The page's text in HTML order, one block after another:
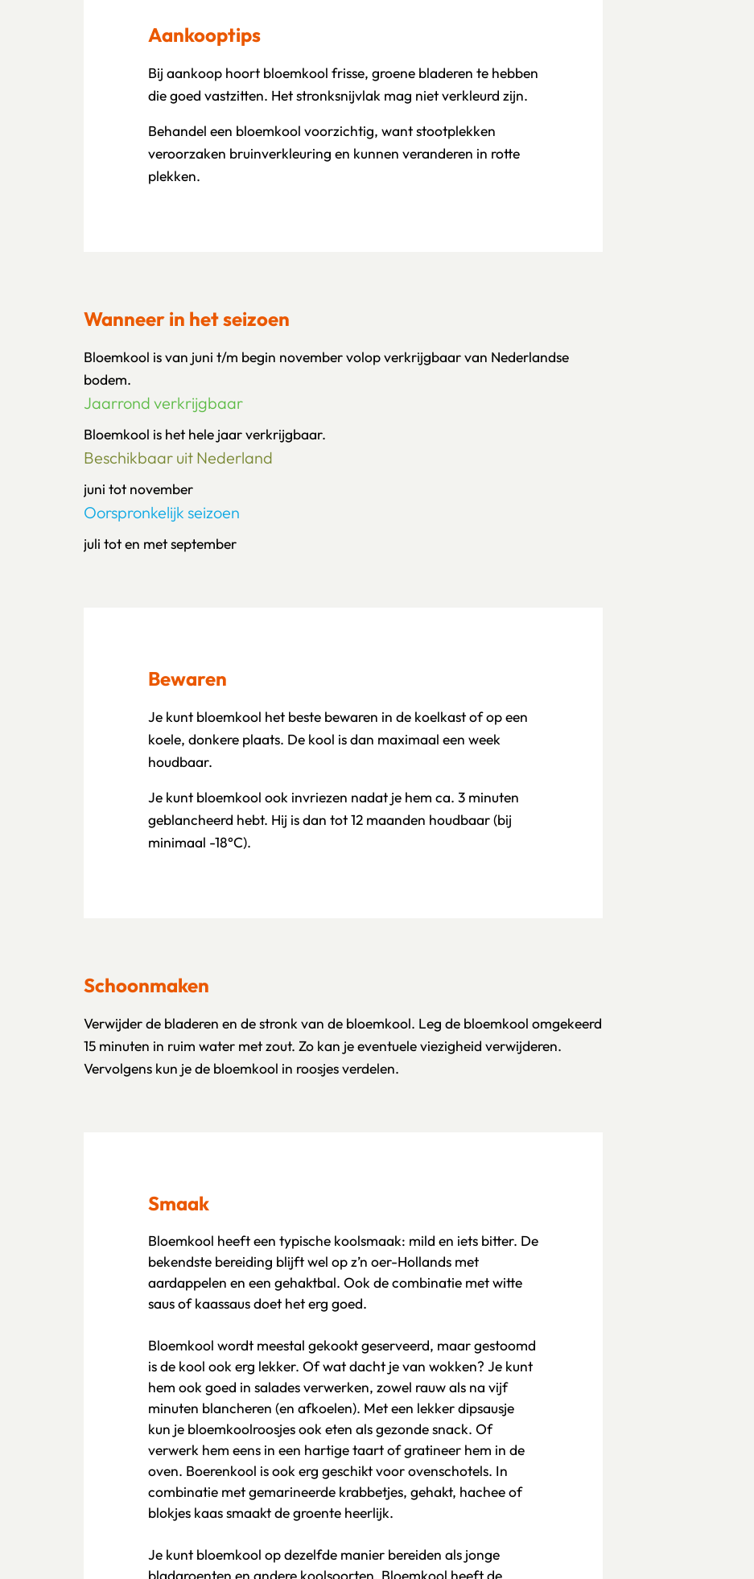
Aankooptips
Bij aankoop hoort bloemkool frisse, groene bladeren te hebben
die goed vastzitten. Het stronksnijvlak mag niet verkleurd zijn.
Behandel een bloemkool voorzichtig, want stootplekken
veroorzaken bruinverkleuring en kunnen veranderen in rotte
plekken.
Wanneer in het seizoen
Bloemkool is van juni t/m begin november volop verkrijgbaar van Nederlandse
bodem.
Jaarrond verkrijgbaar
Bloemkool is het hele jaar verkrijgbaar.
Beschikbaar uit Nederland
juni tot november
Oorspronkelijk seizoen
juli tot en met september
Bewaren
Je kunt bloemkool het beste bewaren in de koelkast of op een
koele, donkere plaats. De kool is dan maximaal een week
houdbaar.
Je kunt bloemkool ook invriezen nadat je hem ca. 3 minuten
geblancheerd hebt. Hij is dan tot 12 maanden houdbaar (bij
minimaal -18°C).
Schoonmaken
Verwijder de bladeren en de stronk van de bloemkool. Leg de bloemkool omgekeerd
15 minuten in ruim water met zout. Zo kan je eventuele viezigheid verwijderen.
Vervolgens kun je de bloemkool in roosjes verdelen.
Smaak
Bloemkool heeft een typische koolsmaak: mild en iets bitter. De
bekendste bereiding blijft wel op z’n oer-Hollands met
aardappelen en een gehaktbal. Ook de combinatie met witte
saus of kaassaus doet het erg goed.
Bloemkool wordt meestal gekookt geserveerd, maar gestoomd
is de kool ook erg lekker. Of wat dacht je van wokken? Je kunt
hem ook goed in salades verwerken, zowel rauw als na vijf
minuten blancheren (en afkoelen). Met een lekker dipsausje
kun je bloemkoolroosjes ook eten als gezonde snack. Of
verwerk hem eens in een hartige taart of gratineer hem in de
oven. Boerenkool is ook erg geschikt voor ovenschotels. In
combinatie met gemarineerde krabbetjes, gehakt, hachee of
blokjes kaas smaakt de groente heerlijk.
Je kunt bloemkool op dezelfde manier bereiden als jonge
bladgroenten en andere koolsoorten. Bloemkool heeft de